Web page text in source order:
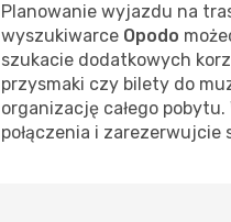
Planowanie wyjazdu na
wyszukiwarce Opodo
szukacie dodatkowych
przysmaki czy bilety do
organizację całego
połączenia i zarezerwujcie